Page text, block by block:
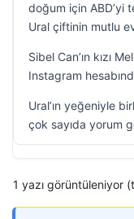
doğum için ABD’yi
Ural çiftinin mutlu
Sibel Can’ın kızı
Instagram
Ural’ın yeğeniyle
çok sayıda yorum
1 yazı görüntüleniyor